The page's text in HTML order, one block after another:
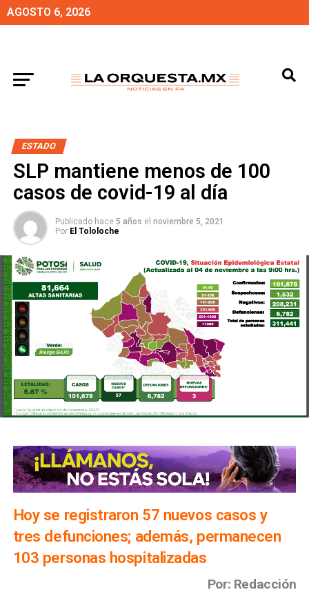
AGOSTO 6, 2026
ESTADO
SLP mantiene menos de 100
casos de covid-19 al día
Publicado hace 5 años el noviembre 5, 2021
Por El Tololoche
Hoy se registraron 57 nuevos casos y
tres defunciones; además, permanecen
103 personas hospitalizadas
Por: Redacción